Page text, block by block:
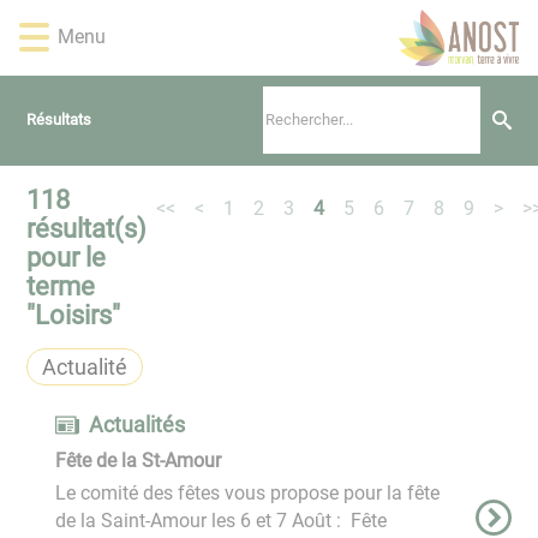
d'accès
menu
d'accès
contenu
d'accès
d'accès
pied
Menu
Résultats
118
résultat(s)
pour le
terme
"Loisirs"
<< < 1 2 3 4 5 6 7 8 9 >
Actualité
Actualités
Fête de la St-Amour
Le comité des fêtes vous propose pour la fête
de la Saint-Amour les 6 et 7 Août : Fête